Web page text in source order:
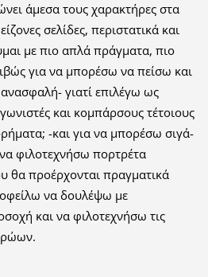
άμεσα τους χαρακτήρες στα
σελίδες, περιστατικά και
με πιο απλά πράγματα, πιο
για να μπορέσω να πείσω και
γιατί επιλέγω ως
και κομπάρσους τέτοιους
-και για να μπορέσω σιγά-
φιλοτεχνήσω πορτρέτα
θα προέρχονται πραγματικά
να δουλέψω με
και να φιλοτεχνήσω τις